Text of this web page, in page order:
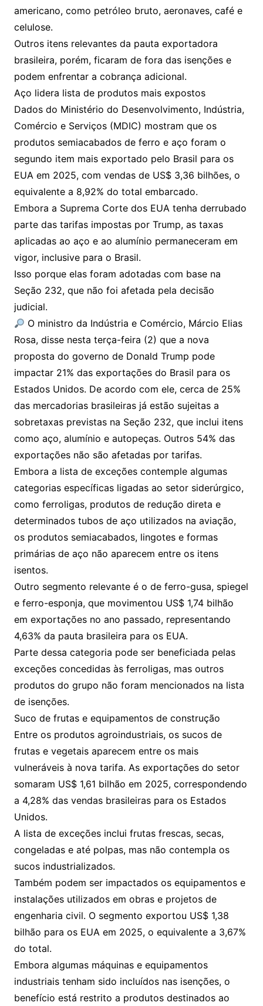
americano, como petróleo bruto, aeronaves, café e
celulose.
Outros itens relevantes da pauta exportadora
brasileira, porém, ficaram de fora das isenções e
podem enfrentar a cobrança adicional.
Aço lidera lista de produtos mais expostos
Dados do Ministério do Desenvolvimento, Indústria,
Comércio e Serviços (MDIC) mostram que os
produtos semiacabados de ferro e aço foram o
segundo item mais exportado pelo Brasil para os
EUA em 2025, com vendas de US$ 3,36 bilhões, o
equivalente a 8,92% do total embarcado.
Embora a Suprema Corte dos EUA tenha derrubado
parte das tarifas impostas por Trump, as taxas
aplicadas ao aço e ao alumínio permaneceram em
vigor, inclusive para o Brasil.
Isso porque elas foram adotadas com base na
Seção 232, que não foi afetada pela decisão
judicial.
O ministro da Indústria e Comércio, Márcio Elias
Rosa, disse nesta terça-feira (2) que a nova
proposta do governo de Donald Trump pode
impactar 21% das exportações do Brasil para os
Estados Unidos. De acordo com ele, cerca de 25%
das mercadorias brasileiras já estão sujeitas a
sobretaxas previstas na Seção 232, que inclui itens
como aço, alumínio e autopeças. Outros 54% das
exportações não são afetadas por tarifas.
Embora a lista de exceções contemple algumas
categorias específicas ligadas ao setor siderúrgico,
como ferroligas, produtos de redução direta e
determinados tubos de aço utilizados na aviação,
os produtos semiacabados, lingotes e formas
primárias de aço não aparecem entre os itens
isentos.
Outro segmento relevante é o de ferro-gusa, spiegel
e ferro-esponja, que movimentou US$ 1,74 bilhão
em exportações no ano passado, representando
4,63% da pauta brasileira para os EUA.
Parte dessa categoria pode ser beneficiada pelas
exceções concedidas às ferroligas, mas outros
produtos do grupo não foram mencionados na lista
de isenções.
Suco de frutas e equipamentos de construção
Entre os produtos agroindustriais, os sucos de
frutas e vegetais aparecem entre os mais
vulneráveis à nova tarifa. As exportações do setor
somaram US$ 1,61 bilhão em 2025, correspondendo
a 4,28% das vendas brasileiras para os Estados
Unidos.
A lista de exceções inclui frutas frescas, secas,
congeladas e até polpas, mas não contempla os
sucos industrializados.
Também podem ser impactados os equipamentos e
instalações utilizados em obras e projetos de
engenharia civil. O segmento exportou US$ 1,38
bilhão para os EUA em 2025, o equivalente a 3,67%
do total.
Embora algumas máquinas e equipamentos
industriais tenham sido incluídos nas isenções, o
benefício está restrito a produtos destinados ao